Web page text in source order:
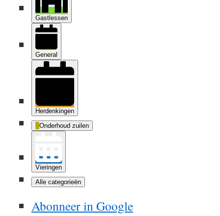
Gastlessen
General
Herdenkingen
Onderhoud zuilen
Vieringen
Alle categorieën
Abonneer inGoogle